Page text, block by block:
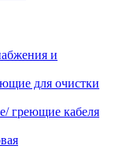
и
для очистки
кабеля